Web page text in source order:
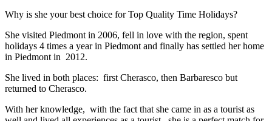
Why is she your best choice for Top Quality Time Holidays?
She visited Piedmont in 2006, fell in love with the region, spent
holidays 4 times a year in Piedmont and finally has settled her home
in Piedmont in 2012.
She lived in both places: first Cherasco, then Barbaresco but
returned to Cherasco.
With her knowledge, with the fact that she came in as a tourist as